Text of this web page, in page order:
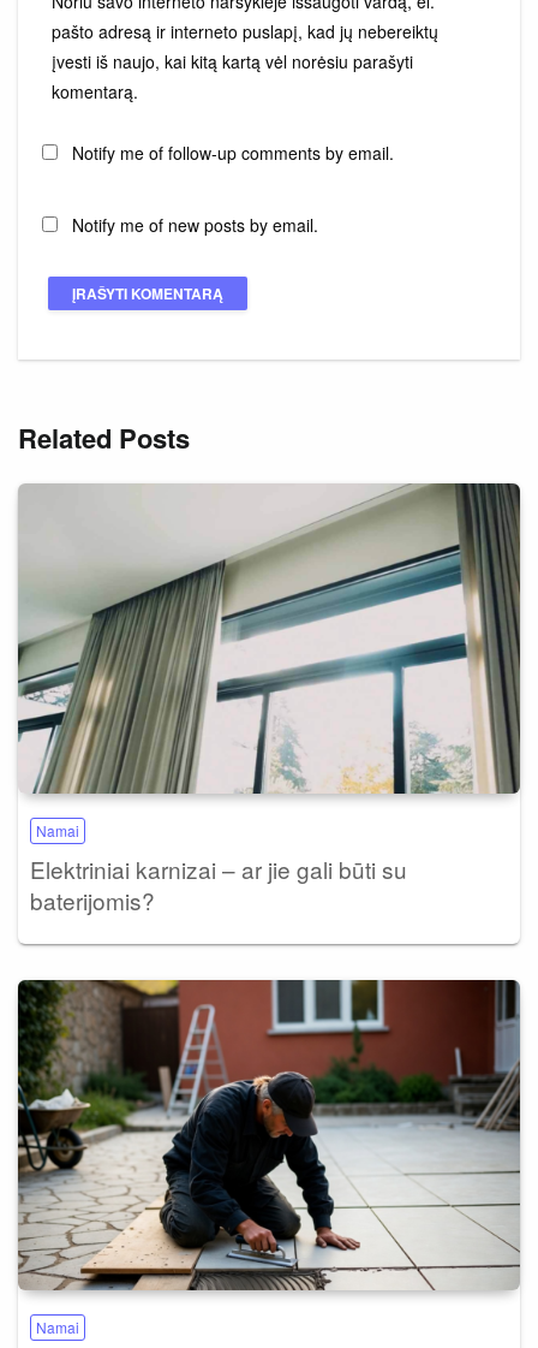
pašto adresą ir interneto puslapį, kad jų nebereiktų
įvesti iš naujo, kai kitą kartą vėl norėsiu parašyti
komentarą.
Notify me of follow-up comments by email.
Notify me of new posts by email.
Related Posts
Namai
Elektriniai karnizai – ar jie gali būti su
baterijomis?
Namai